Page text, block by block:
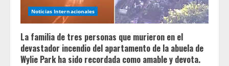
Noticias Internacionales
La familia de tres personas que murieron en el
devastador incendio del apartamento de la abuela de
Wylie Park ha sido recordada como amable y devota.